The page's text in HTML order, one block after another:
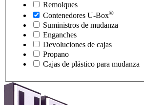
Remolques
Contenedores U-Box®
Suministros de mudanza
Enganches
Devoluciones de cajas
Propano
Cajas de plástico para mudanza